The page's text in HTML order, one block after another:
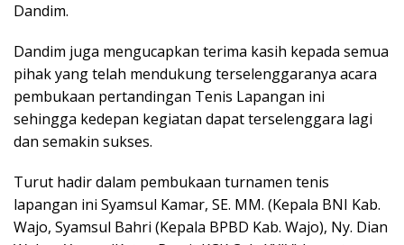
Dandim.
Dandim juga mengucapkan terima kasih kepada semua
pihak yang telah mendukung terselenggaranya acara
pembukaan pertandingan Tenis Lapangan ini
sehingga kedepan kegiatan dapat terselenggara lagi
dan semakin sukses.
Turut hadir dalam pembukaan turnamen tenis
lapangan ini Syamsul Kamar, SE. MM. (Kepala BNI Kab.
Wajo, Syamsul Bahri (Kepala BPBD Kab. Wajo), Ny. Dian